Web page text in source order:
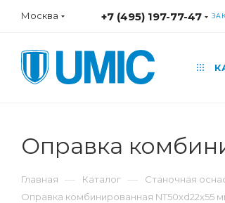
Москва +7 (495) 197-77-47
Оправка
Главная — Каталог — Станочная
Оправка комбинированная NT50xd22x55